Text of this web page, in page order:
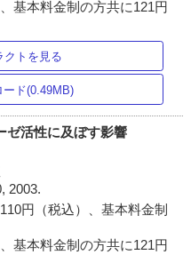
基本料金制の方共に121円
クトを見る
ド(0.49MB)
ゼ活性に及ぼす影響
2003.
円（税込）、基本料金制
基本料金制の方共に121円